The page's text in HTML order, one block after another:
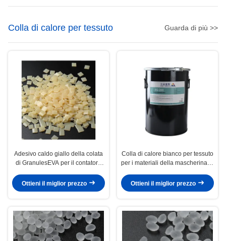
Colla di calore per tessuto Guarda di più >>
Adesivo caldo giallo della colata
di GranulesEVA per il contatore
Ottieni il miglior prezzo
Colla di calore bianco per tessuto
per i materiali della mascherina di
Ottieni il miglior prezzo